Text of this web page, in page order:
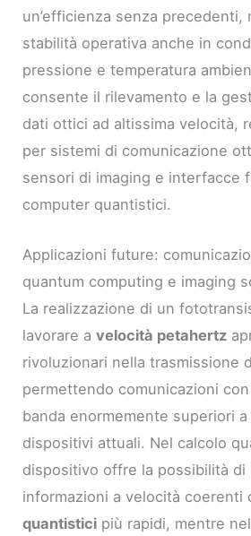
un’efficienza senza precedenti,
stabilità operativa anche in
pressione e temperatura
consente il rilevamento e la
dati ottici ad altissima velocità,
per sistemi di comunicazione
sensori di imaging e interfacce
computer quantistici.
Applicazioni future:
quantum computing e imaging
La realizzazione di un
lavorare avelocità petahertz
rivoluzionari nella trasmissione
permettendo comunicazioni
banda enormemente superiori
dispositivi attuali. Nel calcolo
dispositivo offre la possibilità di
informazioni a velocità coerenti
quantistici più rapidi, mentre